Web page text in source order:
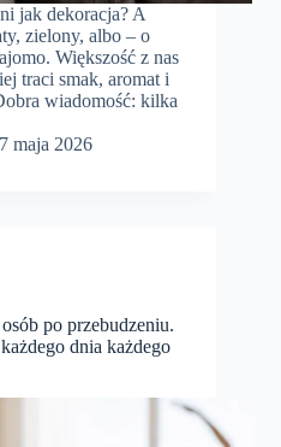
jak dekoracja? A
zielony, albo – o
Większość z nas
traci smak, aromat i
wiadomość: kilka
maja 2026
po przebudzeniu.
dnia każdego